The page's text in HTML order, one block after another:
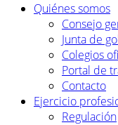
Quiénes somos
Consejo
Junta de
Colegios
Portal de
Contacto
Ejercicio
Regulación